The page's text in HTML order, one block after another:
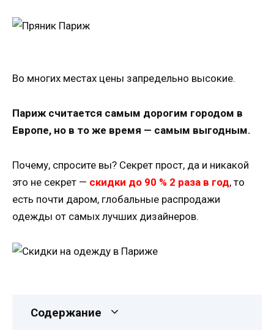
Во многих местах цены запредельно высокие.
Париж считается самым дорогим городом в
Европе, но в то же время — самым выгодным.
Почему, спросите вы? Секрет прост, да и никакой
это не секрет — скидки до 90 % 2 раза в год, то
есть почти даром, глобальные распродажи
одежды от самых лучших дизайнеров.
Содержание